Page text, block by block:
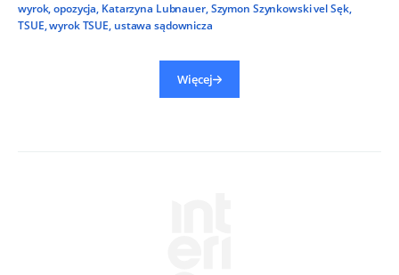
wyrok,opozycja, Katarzyna Lubnauer,Szymon Szynkowski vel Sęk,
TSUE,wyrok TSUE, ustawa sądownicza
Więcej